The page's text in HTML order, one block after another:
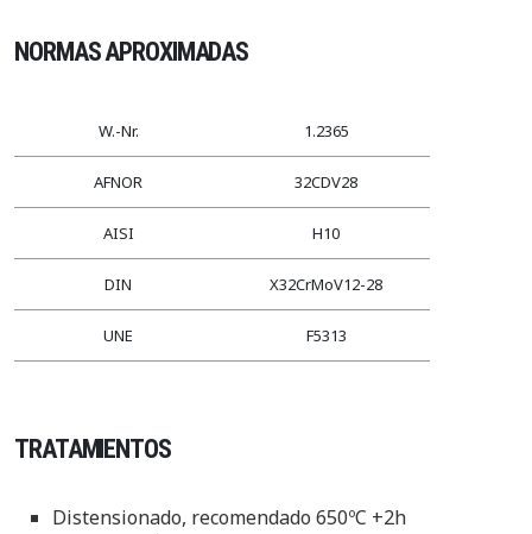
NORMAS APROXIMADAS
W.-Nr. 1.2365
AFNOR 32CDV28
AISI H10
DIN X32CrMoV12-28
UNE F5313
TRATAMIENTOS
Distensionado, recomendado 650ºC +2h